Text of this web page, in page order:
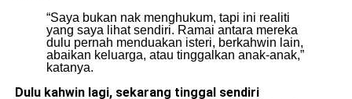
“Saya bukan nak menghukum, tapi ini realiti
yang saya lihat sendiri. Ramai antara mereka
dulu pernah menduakan isteri, berkahwin lain,
abaikan keluarga, atau tinggalkan anak-anak,”
katanya.
Dulu kahwin lagi, sekarang tinggal sendiri